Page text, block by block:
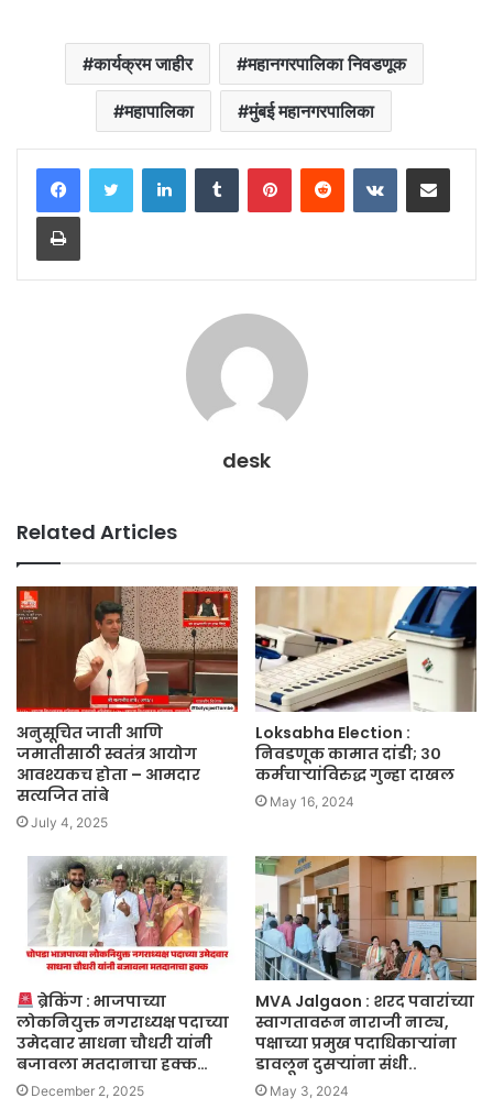
कार्यक्रम जाहीर महानगरपालिका निवडणूक
महापालिका मुंबई महानगरपालिका
LinkedInTumblr PinterestReddit VKontakteShare via Email
Print
desk
Related Articles
अनुसूचित जाती आणि
जमातीसाठी स्वतंत्र आयोग
आवश्यकच होता – आमदार
सत्यजित तांबे
July 4, 2025
Loksabha Election :
निवडणूक कामात दांडी; ३०
कर्मचाऱ्यांविरुद्ध गुन्हा दाखल
May 16, 2024
ब्रेकिंग : भाजपाच्या
लोकनियुक्त नगराध्यक्ष पदाच्या
उमेदवार साधना चौधरी यांनी
बजावला मतदानाचा हक्क…
December 2, 2025
MVA Jalgaon : शरद पवारांच्या
स्वागतावरून नाराजी नाट्य,
पक्षाच्या प्रमुख पदाधिकाऱ्यांना
डावलून दुसऱ्यांना संधी..
May 3, 2024